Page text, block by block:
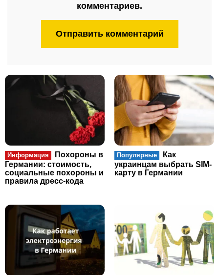
комментариев.
Информация
Похороны в
Германии: стоимость,
социальные похороны и
правила дресс-кода
Популярные
Как
украинцам выбрать SIM-
карту в Германии